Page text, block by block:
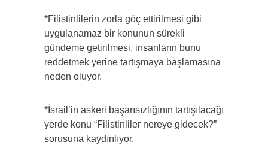
*Filistinlilerin zorla göç ettirilmesi gibi
uygulanamaz bir konunun sürekli
gündeme getirilmesi, insanların bunu
reddetmek yerine tartışmaya başlamasına
neden oluyor.
*İsrail’in askeri başarısızlığının tartışılacağı
yerde konu “Filistinliler nereye gidecek?”
sorusuna kaydırılıyor.